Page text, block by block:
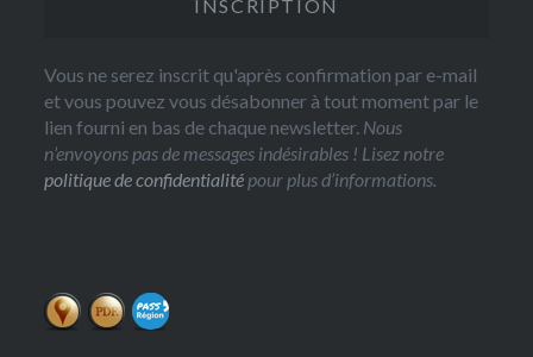
Vous ne serez inscrit qu'après confirmation par e-mail
et vous pouvez vous désabonner à tout moment par le
lien fourni en bas de chaque newsletter. Nous
n’envoyons pas de messages indésirables ! Lisez notre
politique de confidentialité pour plus d’informations.